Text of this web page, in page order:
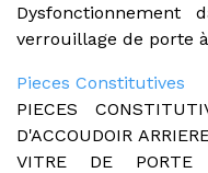
verrouillage de porte
Pieces Constitutives
PIECES
D'ACCOUDOIR
VITRE DE PORTE